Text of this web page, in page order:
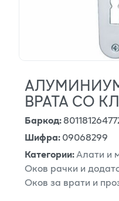
ВРАТА СО
Баркод:
Шифра:09068299
Категории:Алати и
Оков рачки и
Оков за врати и